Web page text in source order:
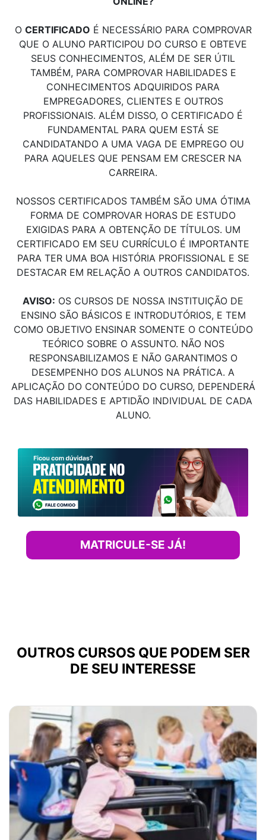
O CERTIFICADO É NECESSÁRIO PARA COMPROVAR
QUE O ALUNO PARTICIPOU DO CURSO E OBTEVE
SEUS CONHECIMENTOS, ALÉM DE SER ÚTIL
TAMBÉM, PARA COMPROVAR HABILIDADES E
CONHECIMENTOS ADQUIRIDOS PARA
EMPREGADORES, CLIENTES E OUTROS
PROFISSIONAIS. ALÉM DISSO, O CERTIFICADO É
FUNDAMENTAL PARA QUEM ESTÁ SE
CANDIDATANDO A UMA VAGA DE EMPREGO OU
PARA AQUELES QUE PENSAM EM CRESCER NA
CARREIRA.
NOSSOS CERTIFICADOS TAMBÉM SÃO UMA ÓTIMA
FORMA DE COMPROVAR HORAS DE ESTUDO
EXIGIDAS PARA A OBTENÇÃO DE TÍTULOS. UM
CERTIFICADO EM SEU CURRÍCULO É IMPORTANTE
PARA TER UMA BOA HISTÓRIA PROFISSIONAL E SE
DESTACAR EM RELAÇÃO A OUTROS CANDIDATOS.
AVISO: OS CURSOS DE NOSSA INSTITUIÇÃO DE
ENSINO SÃO BÁSICOS E INTRODUTÓRIOS, E TEM
COMO OBJETIVO ENSINAR SOMENTE O CONTEÚDO
TEÓRICO SOBRE O ASSUNTO. NÃO NOS
RESPONSABILIZAMOS E NÃO GARANTIMOS O
DESEMPENHO DOS ALUNOS NA PRÁTICA. A
APLICAÇÃO DO CONTEÚDO DO CURSO, DEPENDERÁ
DAS HABILIDADES E APTIDÃO INDIVIDUAL DE CADA
ALUNO.
MATRICULE-SE JÁ!
OUTROS CURSOS QUE PODEM SER
DE SEU INTERESSE